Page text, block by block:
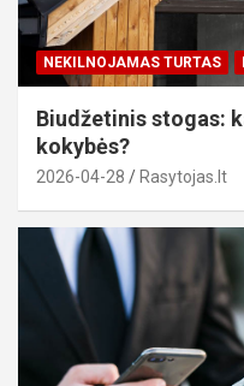
NEKILNOJAMAS TURTAS
Biudžetinis stogas:
kokybės?
2026-04-28 Rasytojas.lt